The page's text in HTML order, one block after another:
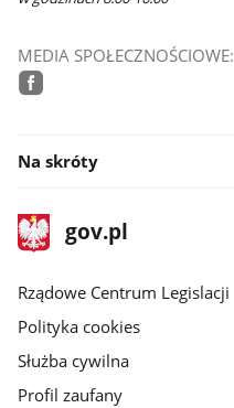
MEDIA SPOŁECZNOŚCIOWE:
Na skróty
stopka
gov.plStrona
gov.pl
Rządowe Centrum Legislacji
Polityka cookies
Służba cywilna
Profil zaufany